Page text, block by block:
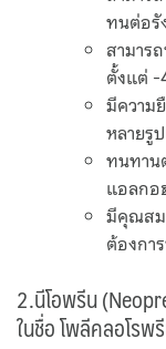
ทนต่อรั
สามาร
ตั้งแต่ -
มีความ
หลายรู
ทนทาน
แอลกอ
มีคุณสม
ต้องกา
2.นีโอพรีน
ในชื่อ โพลีคลอโร